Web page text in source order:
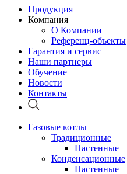
Продукция
Компания
О Компании
Референц-объекты
Гарантия и сервис
Наши партнеры
Обучение
Новости
Контакты
Газовые котлы
Традиционные
Настенные
Конденсационные
Настенные